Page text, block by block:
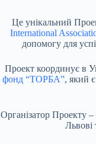
Це унікальний
International
допомогу для
Проект координує в
фонд “ТОРБА”, який
Організатор Проекту –
Львові